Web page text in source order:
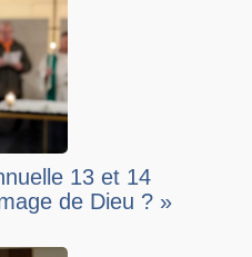
13 et 14
de Dieu ? »